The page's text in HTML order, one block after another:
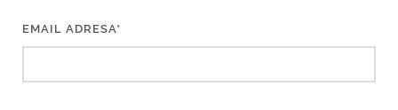
EMAIL ADRESA*